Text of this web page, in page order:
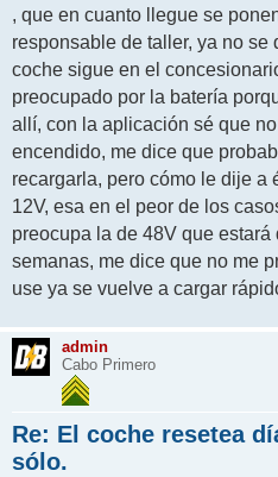
, que en cuanto llegue se
responsable de taller, ya no se
coche sigue en el
preocupado por la batería
allí, con la aplicación sé que
encendido, me dice que
recargarla, pero cómo le dije a
12V, esa en el peor de los
preocupa la de 48V que
semanas, me dice que no me
use ya se vuelve a cargar
admin
Cabo Primero
Re: El coche resetea
sólo.